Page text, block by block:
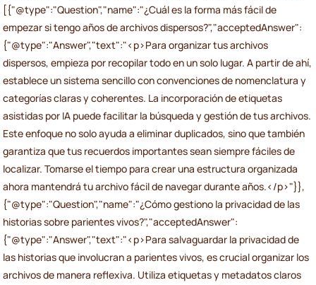
[{"@type":"Question","name":"¿Cuál es la forma más fácil de
empezar si tengo años de archivos dispersos?","acceptedAnswer":
{"@type":"Answer","text":"<p>Para organizar tus archivos
dispersos, empieza por recopilar todo en un solo lugar. A partir de ahí,
establece un sistema sencillo con convenciones de nomenclatura y
categorías claras y coherentes. La incorporación de etiquetas
asistidas por IA puede facilitar la búsqueda y gestión de tus archivos.
Este enfoque no solo ayuda a eliminar duplicados, sino que también
garantiza que tus recuerdos importantes sean siempre fáciles de
localizar. Tomarse el tiempo para crear una estructura organizada
ahora mantendrá tu archivo fácil de navegar durante años.</p>"}},
{"@type":"Question","name":"¿Cómo gestiono la privacidad de las
historias sobre parientes vivos?","acceptedAnswer":
{"@type":"Answer","text":"<p>Para salvaguardar la privacidad de
las historias que involucran a parientes vivos, es crucial organizar los
archivos de manera reflexiva. Utiliza etiquetas y metadatos claros